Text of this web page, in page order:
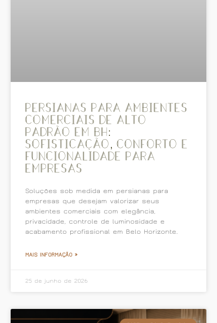
Persianas para ambientes
comerciais de alto
padrão em BH:
Sofisticação, conforto e
funcionalidade para
empresas
Soluções sob medida em persianas para
empresas que desejam valorizar seus
ambientes comerciais com elegância,
privacidade, controle de luminosidade e
acabamento profissional em Belo Horizonte.
MAIS INFORMAÇÃO »
25 de junho de 2026